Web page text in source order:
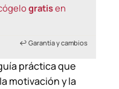
gratisen
↩️ Garantía y cambios
práctica que
motivación y la